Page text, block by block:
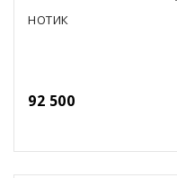
НОТИК
92 500